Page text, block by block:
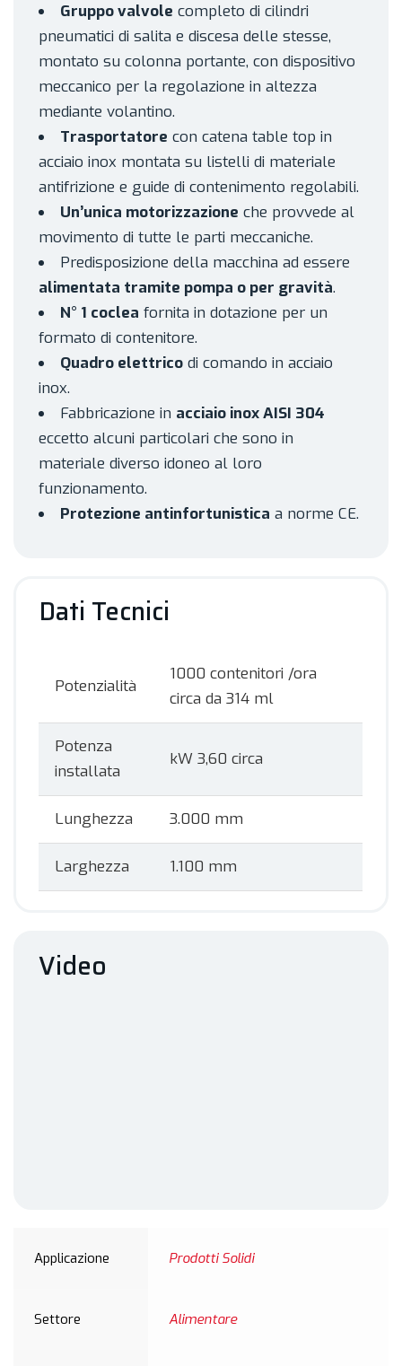
Gruppo valvole completo di cilindri
pneumatici di salita e discesa delle stesse,
montato su colonna portante, con dispositivo
meccanico per la regolazione in altezza
mediante volantino.
Trasportatore con catena table top in
acciaio inox montata su listelli di materiale
antifrizione e guide di contenimento regolabili.
Un’unica motorizzazione che provvede al
movimento di tutte le parti meccaniche.
Predisposizione della macchina ad essere
alimentata tramite pompa o per gravità.
N° 1 coclea fornita in dotazione per un
formato di contenitore.
Quadro elettrico di comando in acciaio
inox.
Fabbricazione in acciaio inox AISI 304
eccetto alcuni particolari che sono in
materiale diverso idoneo al loro
funzionamento.
Protezione antinfortunistica a norme CE.
Dati Tecnici
Potenzialità
1000 contenitori /ora
circa da 314 ml
Potenza
installata
kW 3,60 circa
Lunghezza 3.000 mm
Larghezza 1.100 mm
Video
Applicazione Prodotti Solidi
Settore Alimentare